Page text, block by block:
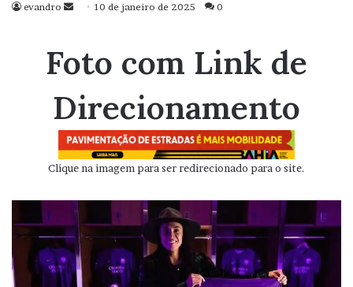
evandro
Mande
mail
10 de janeiro de 2025 0
Foto com Link de
Direcionamento
Clique na imagem para ser redirecionado para o site.